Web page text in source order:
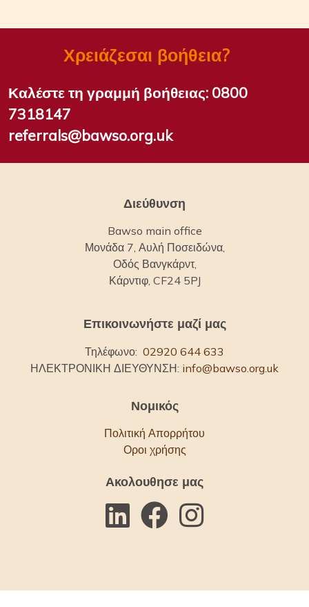
Χρειάζεσαι βοήθεια?
Καλέστε τη γραμμή βοήθειας: 0800
7318147
referrals@bawso.org.uk
Διεύθυνση
Bawso main office
Μονάδα 7, Αυλή Ποσειδώνα,
Οδός Βανγκάρντ,
Κάρντιφ, CF24 5PJ
Επικοινωνήστε μαζί μας
Τηλέφωνο: 02920 644 633
ΗΛΕΚΤΡΟΝΙΚΗ ΔΙΕΥΘΥΝΣΗ: info@bawso.org.uk
Νομικός
Πολιτική Απορρήτου
Οροι χρήσης
Ακολουθησε μας